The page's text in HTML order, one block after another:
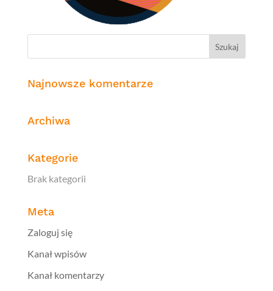
Najnowsze komentarze
Archiwa
Kategorie
Brak kategorii
Meta
Zaloguj się
Kanał wpisów
Kanał komentarzy